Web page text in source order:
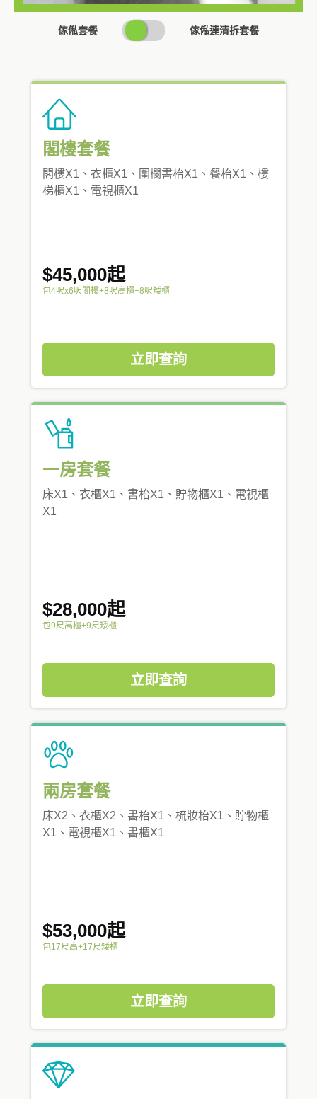
傢俬套餐
SWITCH
PRICING
傢俬連清拆套餐
閣樓套餐
閣樓X1、衣櫃X1、圍欄書枱X1、餐枱X1、樓
梯櫃X1、電視櫃X1
$45,000起
包4呎x6呎閣樓+8呎高櫃+8呎矮櫃
立即查詢
一房套餐
床X1、衣櫃X1、書枱X1、貯物櫃X1、電視櫃
X1
$28,000起
包9尺高櫃+9尺矮櫃
立即查詢
兩房套餐
床X2、衣櫃X2、書枱X1、梳妝枱X1、貯物櫃
X1、電視櫃X1、書櫃X1
$53,000起
包17尺高+17尺矮櫃
立即查詢